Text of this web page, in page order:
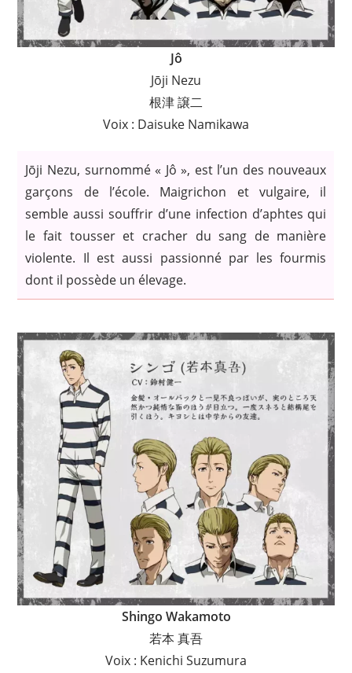
Jô
Jōji Nezu
根津 譲二
Voix : Daisuke Namikawa
Jōji Nezu, surnommé « Jô », est l’un des nouveaux
garçons de l’école. Maigrichon et vulgaire, il
semble aussi souffrir d’une infection d’aphtes qui
le fait tousser et cracher du sang de manière
violente. Il est aussi passionné par les fourmis
dont il possède un élevage.
Shingo Wakamoto
若本 真吾
Voix : Kenichi Suzumura